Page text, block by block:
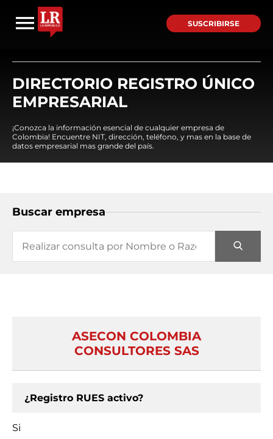
SUSCRIBIRSE
DIRECTORIO REGISTRO ÚNICO
EMPRESARIAL
¡Conozca la información esencial de cualquier empresa de
Colombia! Encuentre NIT, dirección, teléfono, y mas en la base de
datos empresarial mas grande del país.
Buscar empresa
ASECON COLOMBIA
CONSULTORES SAS
¿Registro RUES activo?
Si